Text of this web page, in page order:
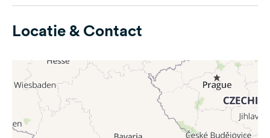
Locatie & Contact